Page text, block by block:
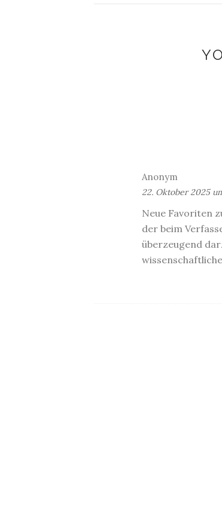
Anonym
22. Oktober 2025
Neue Favoriten
der beim
überzeugend